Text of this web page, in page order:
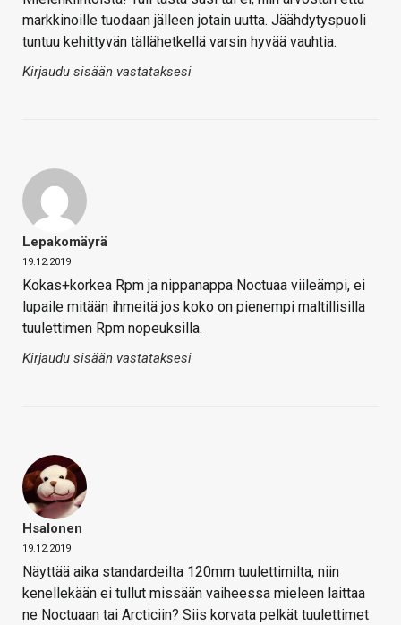
markkinoille tuodaan jälleen jotain uutta. Jäähdytyspuoli
tuntuu kehittyvän tällähetkellä varsin hyvää vauhtia.
Kirjaudu sisään vastataksesi
Lepakomäyrä
19.12.2019
Kokas+korkea Rpm ja nippanappa Noctuaa viileämpi, ei
lupaile mitään ihmeitä jos koko on pienempi maltillisilla
tuulettimen Rpm nopeuksilla.
Kirjaudu sisään vastataksesi
Hsalonen
19.12.2019
Näyttää aika standardeilta 120mm tuulettimilta, niin
kenellekään ei tullut missään vaiheessa mieleen laittaa
ne Noctuaan tai Arcticiin? Siis korvata pelkät tuulettimet